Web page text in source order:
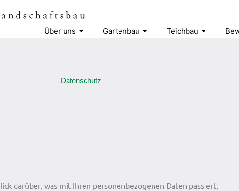
Über uns Gartenbau Teichbau
Datenschutz
darüber, was mit Ihren personenbezogenen Daten passiert,